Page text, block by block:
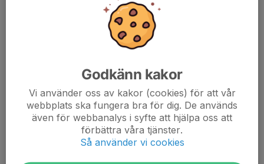
Godkänn kakor
Vi använder oss av kakor (cookies) för att vår
webbplats ska fungera bra för dig. De används
även för webbanalys i syfte att hjälpa oss att
förbättra våra tjänster.
Så använder vi cookies